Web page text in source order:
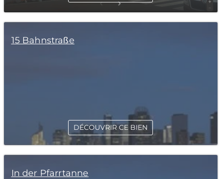
15 Bahnstraße
DÉCOUVRIR CE BIEN
In der Pfarrtanne